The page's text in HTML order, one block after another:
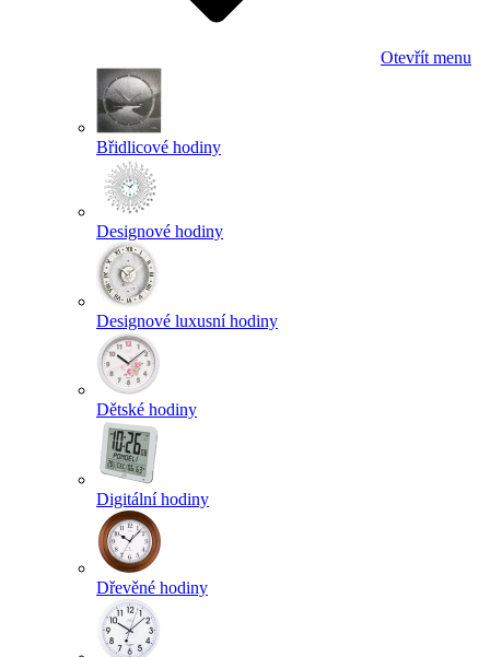
Otevřít menu
Břidlicové hodiny
Designové hodiny
Designové luxusní hodiny
Dětské hodiny
Digitální hodiny
Dřevěné hodiny